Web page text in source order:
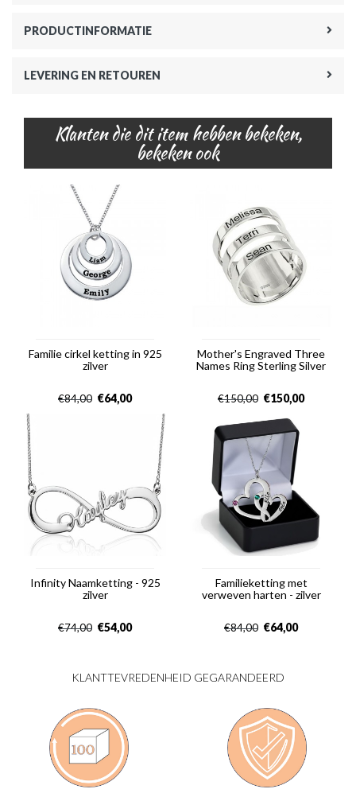
PRODUCTINFORMATIE
LEVERING EN RETOUREN
Klanten die dit item hebben bekeken,
bekeken ook
Familie cirkel ketting in 925
zilver
€84,00 €64,00
Mother's Engraved Three
Names Ring Sterling Silver
€150,00 €150,00
Infinity Naamketting - 925
zilver
€74,00 €54,00
Familieketting met
verweven harten - zilver
€84,00 €64,00
KLANTTEVREDENHEID GEGARANDEERD